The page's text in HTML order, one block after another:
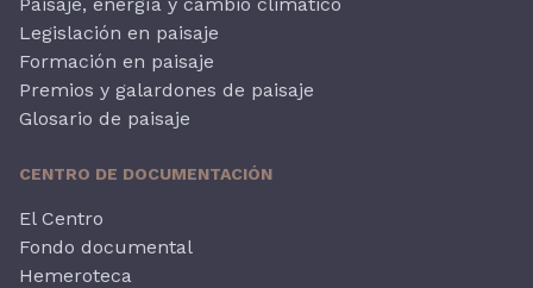
Legislación en paisaje
Formación en paisaje
Premios y galardones de paisaje
Glosario de paisaje
CENTRO DE DOCUMENTACIÓN
El Centro
Fondo documental
Hemeroteca